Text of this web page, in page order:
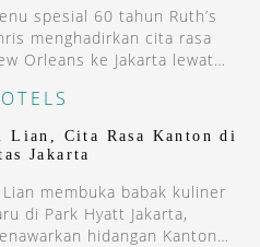
spesial 60 tahun Ruth’s
menghadirkan cita rasa
Orleans ke Jakarta lewat
sizzling khas mereka.
Lian, Cita Rasa Kanton di
Jakarta
Lian membuka babak kuliner
di Park Hyatt Jakarta,
hidangan Kanton